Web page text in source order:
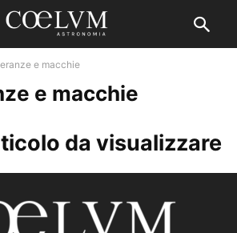
e macchie
e macchie
da visualizzare